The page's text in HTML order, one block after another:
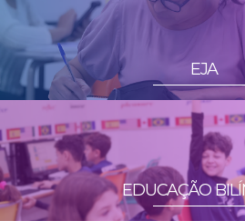
EJA
EDUCAÇÃO